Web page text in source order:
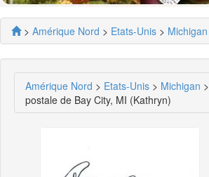
> Amérique Nord > Etats-Unis > Michigan
Amérique Nord > Etats-Unis > Michigan
postale de Bay City, MI (Kathryn)